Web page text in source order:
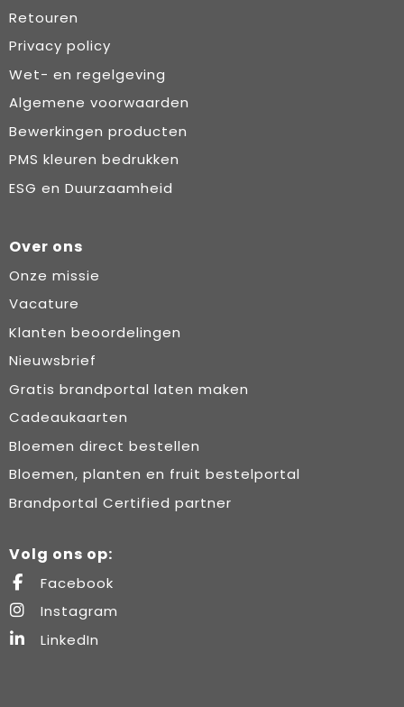
Retouren
Privacy policy
Wet- en regelgeving
Algemene voorwaarden
Bewerkingen producten
PMS kleuren bedrukken
ESG en Duurzaamheid
Over ons
Onze missie
Vacature
Klanten beoordelingen
Nieuwsbrief
Gratis brandportal laten maken
Cadeaukaarten
Bloemen direct bestellen
Bloemen, planten en fruit bestelportal
Brandportal Certified partner
Volg ons op:
Facebook
Instagram
LinkedIn